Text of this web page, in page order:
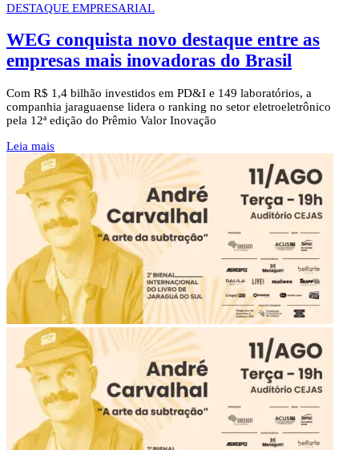
DESTAQUE EMPRESARIAL
WEG conquista novo destaque entre as
empresas mais inovadoras do Brasil
Com R$ 1,4 bilhão investidos em PD&I e 149 laboratórios, a
companhia jaraguaense lidera o ranking no setor eletroeletrônico
pela 12ª edição do Prêmio Valor Inovação
Leia mais